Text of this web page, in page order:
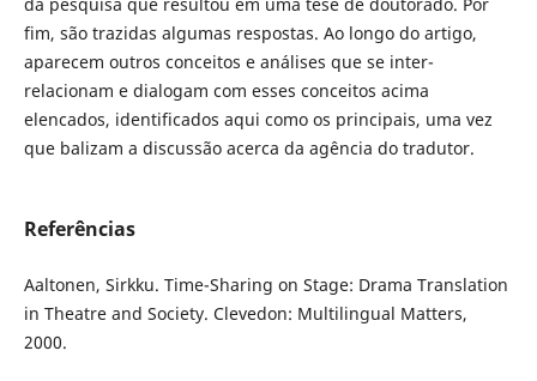
fim, são trazidas algumas respostas. Ao longo do artigo,
aparecem outros conceitos e análises que se inter-
relacionam e dialogam com esses conceitos acima
elencados, identificados aqui como os principais, uma vez
que balizam a discussão acerca da agência do tradutor.
Referências
Aaltonen, Sirkku. Time-Sharing on Stage: Drama Translation
in Theatre and Society. Clevedon: Multilingual Matters,
2000.